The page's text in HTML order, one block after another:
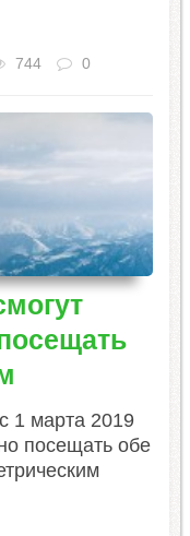
744 0
1 марта 2019
посещать обе